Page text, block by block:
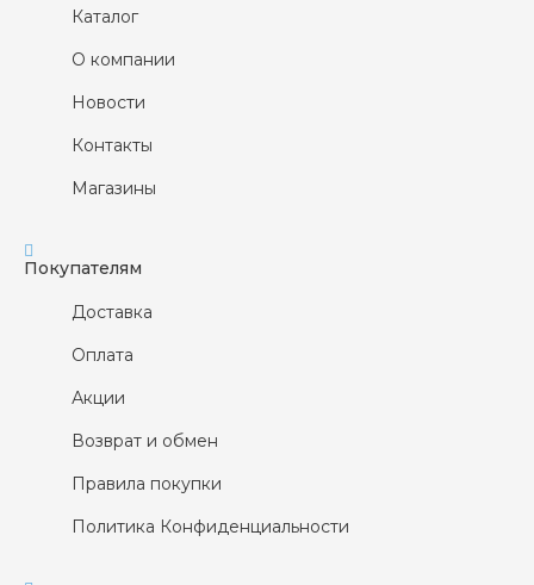
Каталог
О компании
Новости
Контакты
Магазины
Покупателям
Доставка
Оплата
Акции
Возврат и обмен
Правила покупки
Политика Конфиденциальности